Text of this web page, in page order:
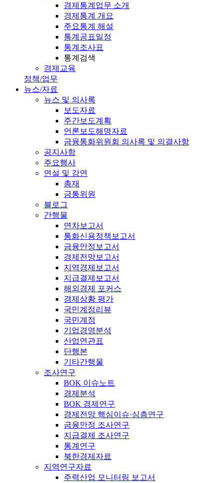
경제통계업무 소개
경제통계 개요
주요통계 해설
통계공표일정
통계조사표
통계검색
경제교육
정책/업무
뉴스/자료
뉴스 및 의사록
보도자료
주간보도계획
언론보도해명자료
금융통화위원회 의사록 및 의결사항
공지사항
주요행사
연설 및 강연
총재
금통위원
블로그
간행물
연차보고서
통화신용정책보고서
금융안정보고서
경제전망보고서
지역경제보고서
지급결제보고서
해외경제 포커스
경제상황 평가
국민계정리뷰
국민계정
기업경영분석
산업연관표
단행본
기타간행물
조사연구
BOK 이슈노트
경제분석
BOK 경제연구
경제전망 핵심이슈·심층연구
금융안정 조사연구
지급결제 조사연구
통계연구
북한경제자료
지역연구자료
주력산업 모니터링 보고서